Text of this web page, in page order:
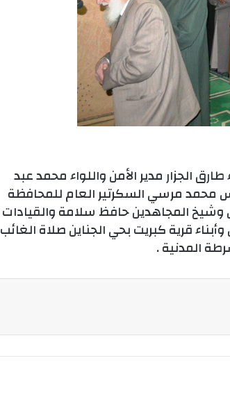
الجزار مدير الأمن واللواء محمد عبد
محمد مرسي السكرتير العام للمحافظة
وشيخ المجاهدين حافظ سلامة والقيادات
قرية كبريت بحي الجناين صلاة الغائب
المدنية .